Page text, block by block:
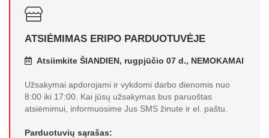
ATSIĖMIMAS ERIPO PARDUOTUVĖJE
Atsiimkite ŠIANDIEN, rugpjūčio 07 d., NEMOKAMAI
Užsakymai apdorojami ir vykdomi darbo dienomis nuo
8:00 iki 17:00. Kai jūsų užsakymas bus paruoštas
atsiėmimui, informuosime Jus SMS žinute ir el. paštu.
Parduotuvių sąrašas: